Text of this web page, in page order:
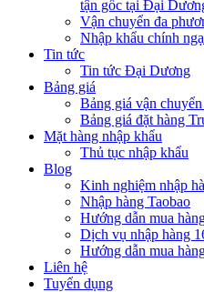
tận gốc tại Đại
Vận chuyển đa
Nhập khẩu chính
Tin tức
Tin tức Đại Dương
Bảng giá
Bảng giá vận
Bảng giá đặt hàng
Mặt hàng nhập khẩu
Thủ tục nhập khẩu
Blog
Kinh nghiệm nhập
Nhập hàng Taobao
Hướng dẫn mua
Dịch vụ nhập hàng
Hướng dẫn mua
Liên hệ
Tuyển dụng